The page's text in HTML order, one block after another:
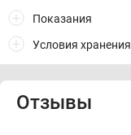
Показания
Условия хранения
Отзывы